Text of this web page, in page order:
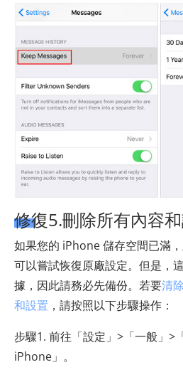
修復5.刪除所有內容
如果您的 iPhone 儲存空間已滿
可以嘗試恢復原廠設定。但是，
據，因此請務必先備份。若要清
和設置 ，請按照以下步驟操作：
步驟1. 前往「設定」>「一般」>
iPhone」。